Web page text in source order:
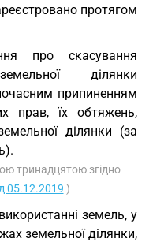
протягом
про скасування
ділянки
припиненням
прав, їх обтяжень,
ділянки (за
тринадцятою згідно
05.12.2019 )
земель, у
земельної ділянки,